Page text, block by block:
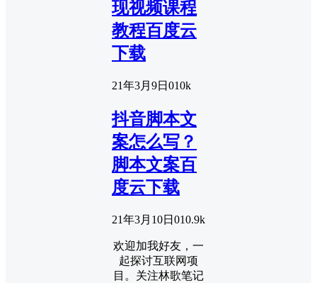
现视频课程
教程百度云
下载
21年3月9日 010k
抖音脚本文
案怎么写？
脚本文案百
度云下载
21年3月10日 010.9k
欢迎加我好友，一
起探讨互联网项
目。关注林歌笔记